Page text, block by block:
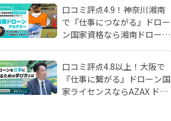
口コミ評点4.9！神奈川湘南
で『仕事につながる』ドロー
ン国家資格なら湘南ドローン
口コミ評点4.8以上！大阪で
『仕事に繋がる』ドローン国
家ライセンスならAZAX ドロ